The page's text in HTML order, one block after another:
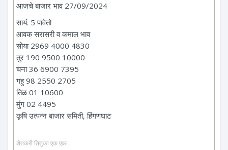
आजचे बाजार भाव 27/09/2024
सायं. 5 पावेतो
आवक सरासरी व कमाल भाव
सोया 2969 4000 4830
तुर 190 9500 10000
चना 36 6900 7395
गहु 98 2550 2705
तिळ 01 10600
मुंग 02 4495
कृषि उत्पन्न बाजार समिती, हिंगणघाट
शेतकरी तितुका एक एक!